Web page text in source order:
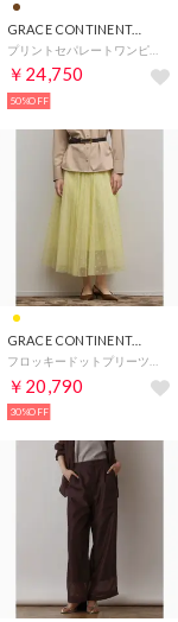
GRACE CONTINENTAL
プリントセパレートワンピース （ブラウン）
￥24,750
50%OFF
GRACE CONTINENTAL
￥20,790
30%OFF